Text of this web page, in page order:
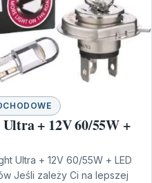
+ 12V 60/55W +
Ultra + 12V 60/55W + LED
Jeśli zależy Ci na lepszej